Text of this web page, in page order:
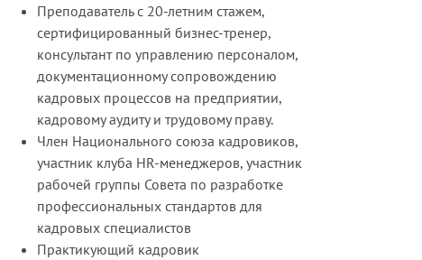
Преподаватель с 20-летним стажем,
сертифицированный бизнес-тренер,
консультант по управлению персоналом,
документационному сопровождению
кадровых процессов на предприятии,
кадровому аудиту и трудовому праву.
Член Национального союза кадровиков,
участник клуба HR-менеджеров, участник
рабочей группы Совета по разработке
профессиональных стандартов для
кадровых специалистов
Практикующий кадровик